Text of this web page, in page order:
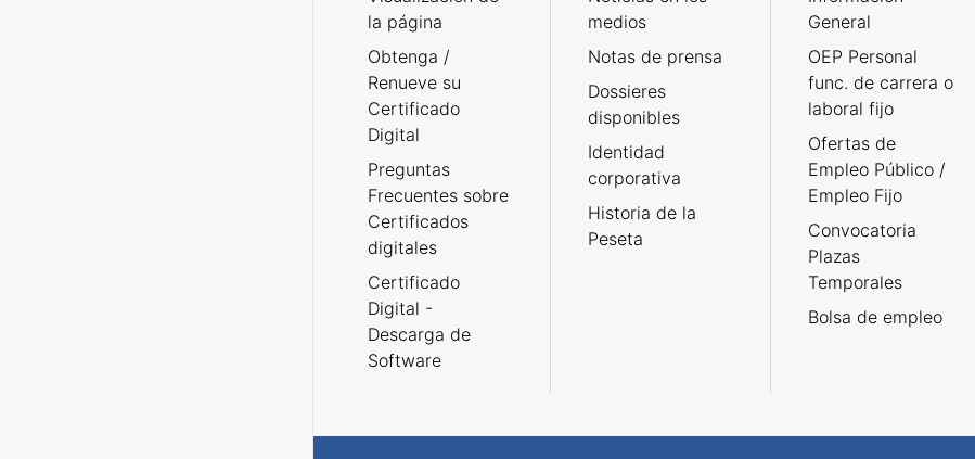
la página
Obtenga /
Renueve su
Certificado
Digital
Preguntas
Frecuentes sobre
Certificados
digitales
Certificado
Digital -
Descarga de
Software
medios
Notas de prensa
Dossieres
disponibles
Identidad
corporativa
Historia de la
Peseta
General
OEP Personal
func. de carrera o
laboral fijo
Ofertas de
Empleo Público /
Empleo Fijo
Convocatoria
Plazas
Temporales
Bolsa de empleo